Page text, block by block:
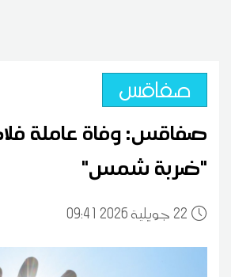
صفاقس
صفاقس: وفاة عاملة
"ضربة شمس"
22 09:41 2026 جويلية